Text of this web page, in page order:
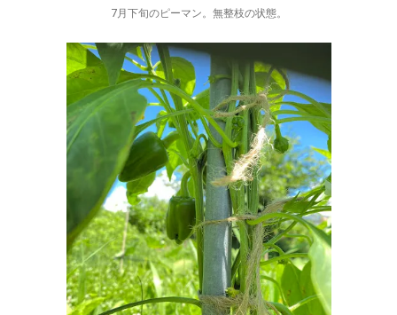
7月下旬のピーマン。無整枝の状態。